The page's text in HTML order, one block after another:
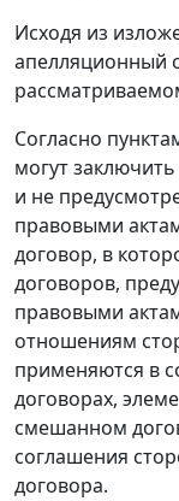
Исходя из
апелляционный
Согласно
могут
и не
правовыми
договор, в
договоров,
правовыми
отношениям
применяются в
договорах,
смешанном
соглашения
договора.